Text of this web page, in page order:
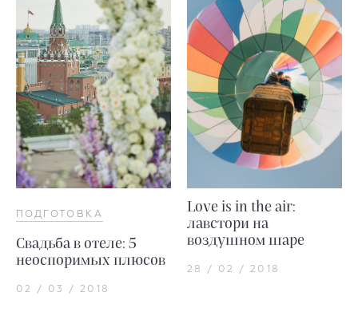
ПОДГОТОВКА
Свадьба в отеле: 5
неоспоримых плюсов
02 / 03 / 2018
Love is in the air:
лавстори на
воздушном шаре
28 / 02 / 2018